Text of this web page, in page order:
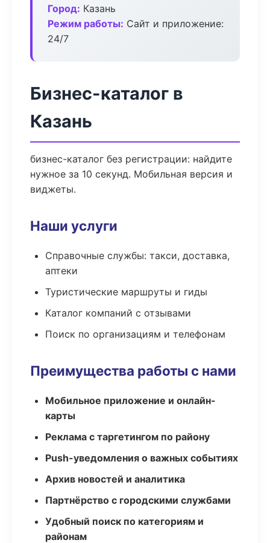
Город: Казань
Режим работы: Сайт и приложение:
24/7
Бизнес-каталог в
Казань
бизнес-каталог без регистрации: найдите
нужное за 10 секунд. Мобильная версия и
виджеты.
Наши услуги
Справочные службы: такси, доставка,
аптеки
Туристические маршруты и гиды
Каталог компаний с отзывами
Поиск по организациям и телефонам
Преимущества работы с нами
Мобильное приложение и онлайн-
карты
Реклама с таргетингом по району
Push-уведомления о важных событиях
Архив новостей и аналитика
Партнёрство с городскими службами
Удобный поиск по категориям и
районам